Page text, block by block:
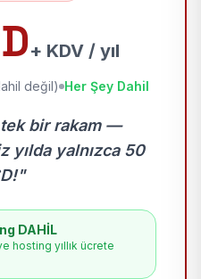
+ KDV / yıl
değil) Her Şey Dahil
bir rakam —
yılda yalnızca 50
DAHİL
hosting yıllık ücrete